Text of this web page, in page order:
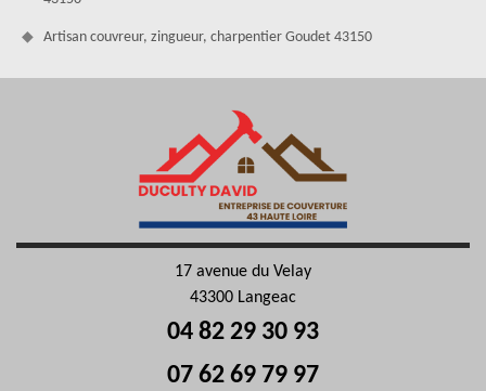
Artisan couvreur, zingueur, charpentier Goudet 43150
17 avenue du Velay
43300 Langeac
04 82 29 30 93
07 62 69 79 97